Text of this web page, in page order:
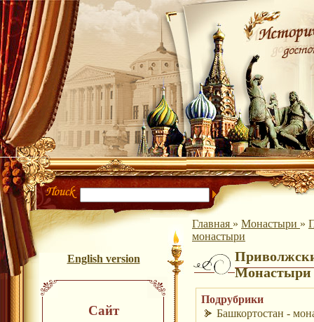
English version
Сайт
Главная » Монастыри »
монастыри
Монастыри
Подрубрики
Башкортостан -